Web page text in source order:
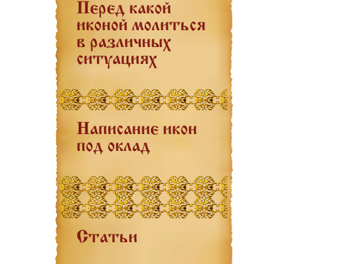
Перед какой
иконой молиться
в различных
ситуациях
Написание икон
под оклад
Статьи